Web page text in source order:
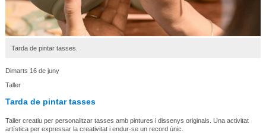
Tarda de pintar tasses.
Dimarts 16 de juny
Taller
Tarda de pintar tasses
Taller creatiu per personalitzar tasses amb pintures i dissenys originals. Una activitat
artística per expressar la creativitat i endur-se un record únic.